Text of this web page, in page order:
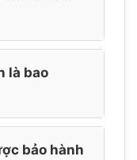
là bao
bảo hành